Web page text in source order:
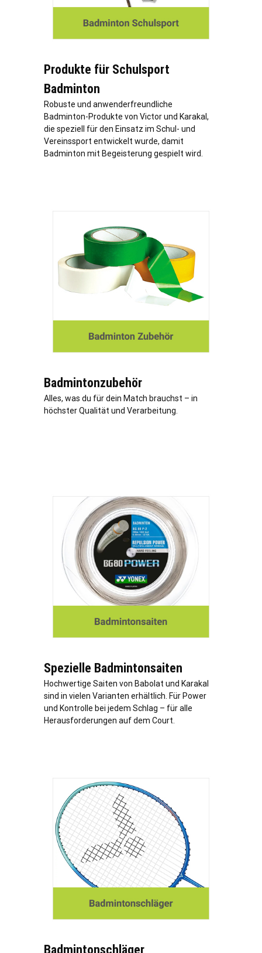
Produkte für Schulsport
Badminton
Robuste und anwenderfreundliche
Badminton-Produkte von Victor und Karakal,
die speziell für den Einsatz im Schul- und
Vereinssport entwickelt wurde, damit
Badminton mit Begeisterung gespielt wird.
Badmintonzubehör
Alles, was du für dein Match brauchst – in
höchster Qualität und Verarbeitung.
Spezielle Badmintonsaiten
Hochwertige Saiten von Babolat und Karakal
sind in vielen Varianten erhältlich. Für Power
und Kontrolle bei jedem Schlag – für alle
Herausforderungen auf dem Court.
Badmintonschläger